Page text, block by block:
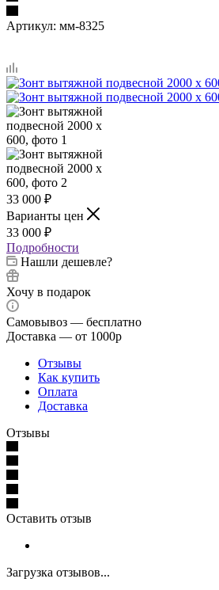
Артикул: мм-8325
33 000 ₽
Варианты цен
33 000 ₽
Подробности
Нашли дешевле?
Хочу в подарок
Самовывоз — бесплатно
Доставка — от 1000р
Отзывы
Как купить
Оплата
Доставка
Отзывы
Оставить отзыв
Загрузка отзывов...